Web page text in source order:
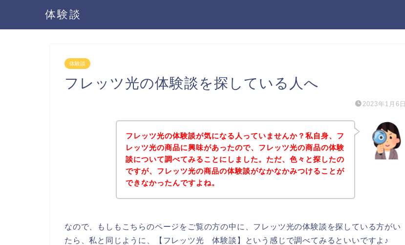
体験談
体験談
フレッツ光の体験談を探している人へ
2023年1月6日
フレッツ光の体験談が気になる人っていませんか？私自身、フ
レッツ光の商品に興味があったので、フレッツ光の商品の体験
談について調べてみることにしました。ただ、色々と探したの
ですが、フレッツ光の商品の体験談がなかなかみつけることが
できなかったんですよね。
なので、もしもこちらのページをご覧の方の中に、フレッツ光の体験談を探している方がい
たら、私と同じように、【フレッツ光 体験談】という感じで調べてみるといいですよ♪